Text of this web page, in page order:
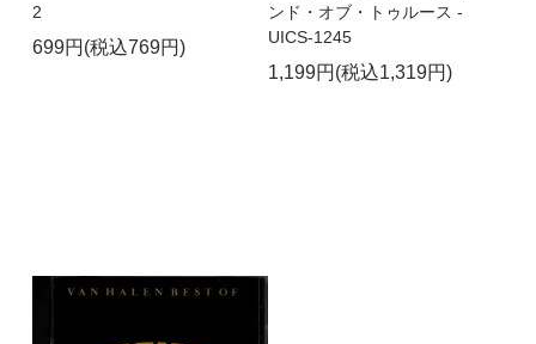
2
699円(税込769円)
ンド・オブ・トゥルース -
UICS-1245
1,199円(税込1,319円)